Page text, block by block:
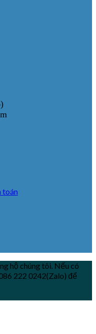
toán
hộ chúng tôi. Nếu có
222 0242(Zalo) để